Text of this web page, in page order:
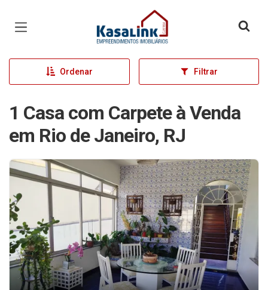
Página inicial
Ordenar Filtrar
1 Casa com Carpete à Venda
em Rio de Janeiro, RJ